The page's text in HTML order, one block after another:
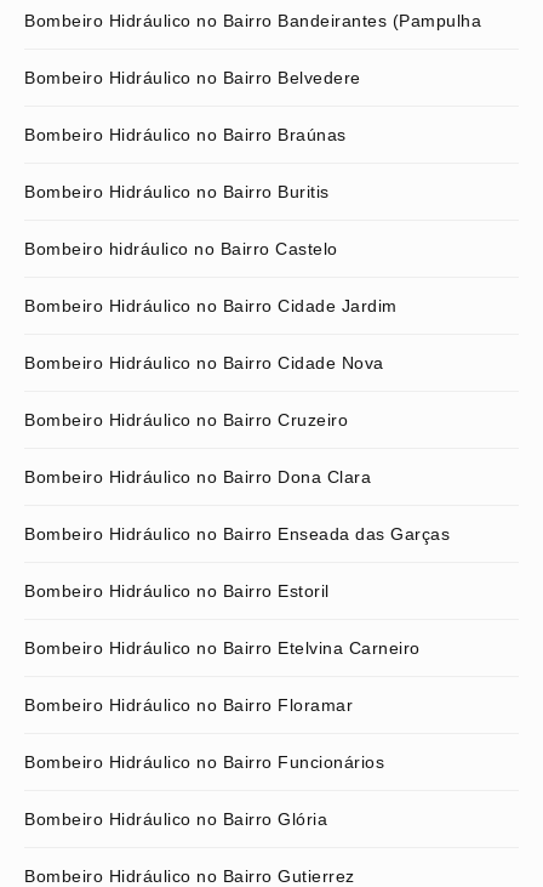
Bombeiro Hidráulico no Bairro Bandeirantes (Pampulha
Bombeiro Hidráulico no Bairro Belvedere
Bombeiro Hidráulico no Bairro Braúnas
Bombeiro Hidráulico no Bairro Buritis
Bombeiro hidráulico no Bairro Castelo
Bombeiro Hidráulico no Bairro Cidade Jardim
Bombeiro Hidráulico no Bairro Cidade Nova
Bombeiro Hidráulico no Bairro Cruzeiro
Bombeiro Hidráulico no Bairro Dona Clara
Bombeiro Hidráulico no Bairro Enseada das Garças
Bombeiro Hidráulico no Bairro Estoril
Bombeiro Hidráulico no Bairro Etelvina Carneiro
Bombeiro Hidráulico no Bairro Floramar
Bombeiro Hidráulico no Bairro Funcionários
Bombeiro Hidráulico no Bairro Glória
Bombeiro Hidráulico no Bairro Gutierrez